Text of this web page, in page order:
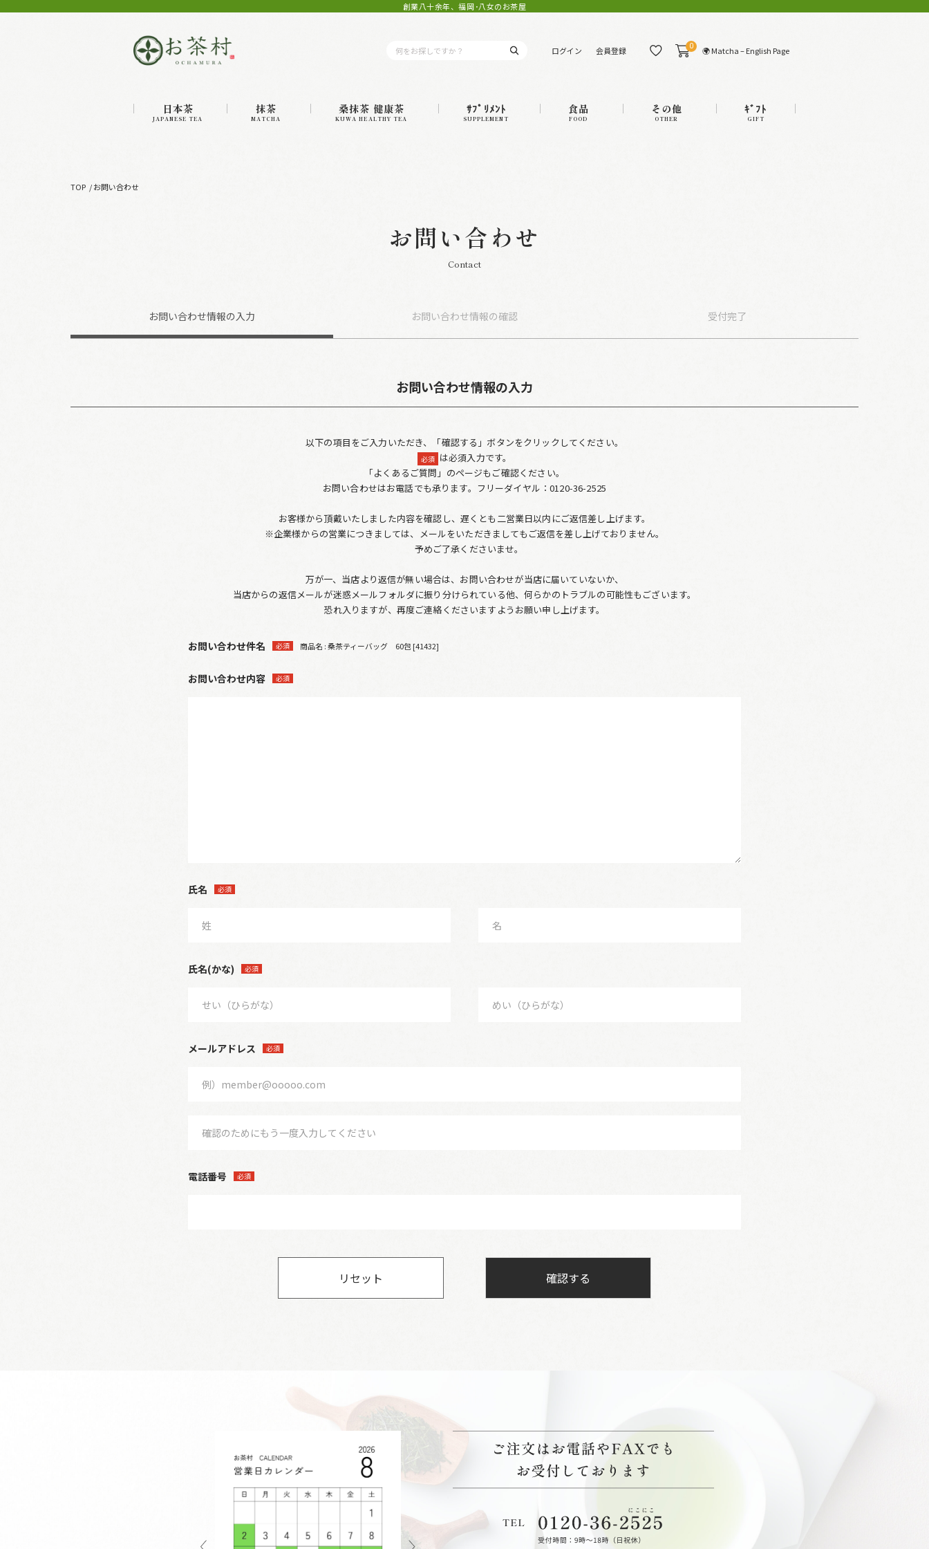
創業八十余年、福岡･八女のお茶屋
ログイン 会員登録 0 🌍 Matcha – English Page
日本茶
JAPANESE TEA
抹茶
MATCHA
桑抹茶 健康茶
KUWA HEALTHY TEA
ｻﾌﾟﾘﾒﾝﾄ
SUPPLEMENT
食品
FOOD
その他
OTHER
ｷﾞﾌﾄ
GIFT
TOP お問い合わせ
お問い合わせ
Contact
お問い合わせ情報の入力 お問い合わせ情報の確認 受付完了
お問い合わせ情報の入力
以下の項目をご入力いただき、「確認する」ボタンをクリックしてください。
必須 は必須入力です。
「よくあるご質問」のページもご確認ください。
お問い合わせはお電話でも承ります。フリーダイヤル：0120-36-2525
お客様から頂戴いたしました内容を確認し、遅くとも二営業日以内にご返信差し上げます。
※企業様からの営業につきましては、メールをいただきましてもご返信を差し上げておりません。
予めご了承くださいませ。
万が一、当店より返信が無い場合は、お問い合わせが当店に届いていないか、
当店からの返信メールが迷惑メールフォルダに振り分けられている他、何らかのトラブルの可能性もございます。
恐れ入りますが、再度ご連絡くださいますようお願い申し上げます。
お問い合わせ件名 必須 商品名 : 桑茶ティーバッグ 60包 [41432]
お問い合わせ内容 必須
氏名 必須
氏名(かな) 必須
メールアドレス 必須
電話番号 必須
リセット 確認する